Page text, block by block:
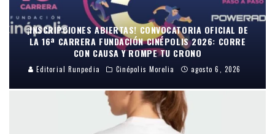
¡INSCRIPCIONES ABIERTAS! CONVOCATORIA OFICIAL DE
LA 16ª CARRERA FUNDACIÓN CINÉPOLIS 2026: CORRE
CON CAUSA Y ROMPE TU CRONO
Editorial Runpedia Cinépolis Morelia agosto 6, 2026